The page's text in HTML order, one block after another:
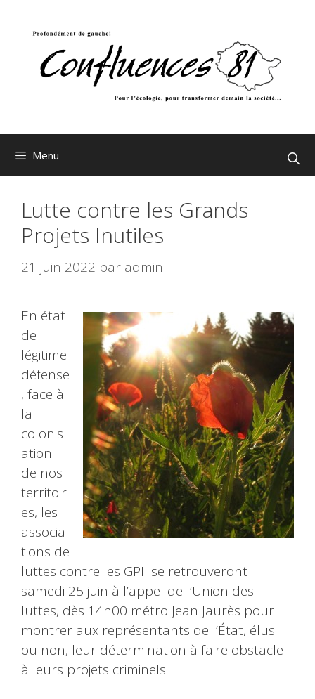
Menu
Lutte contre les Grands
Projets Inutiles
21 juin 2022 par admin
En état
de
légitime
défense
, face à
la
colonis
ation
de nos
territoir
es, les
associa
tions de
luttes contre les GPII se retrouveront
samedi 25 juin à l’appel de l’Union des
luttes, dès 14h00 métro Jean Jaurès pour
montrer aux représentants de l’État, élus
ou non, leur détermination à faire obstacle
à leurs projets criminels.